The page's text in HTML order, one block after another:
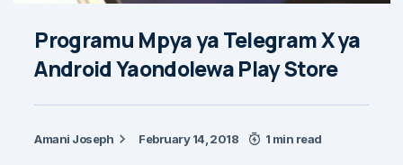
Programu Mpya ya Telegram X ya
Android Yaondolewa Play Store
Amani Joseph February 14, 2018 1 min read